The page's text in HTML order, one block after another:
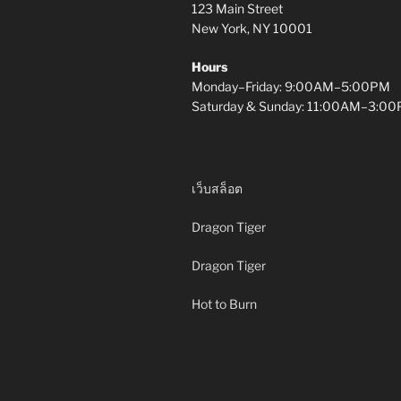
123 Main Street
New York, NY 10001
Hours
Monday–Friday: 9:00AM–5:00PM
Saturday & Sunday:
เว็บสล็อต
Dragon Tiger
Dragon Tiger
Hot to Burn